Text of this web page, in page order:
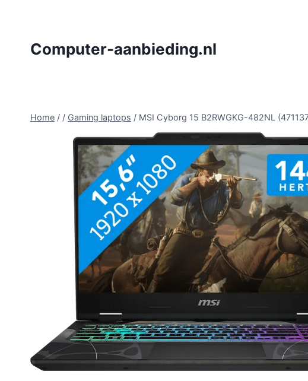
Computer-aanbieding.nl
Home / / Gaming laptops / MSI Cyborg 15 B2RWGKG-482NL